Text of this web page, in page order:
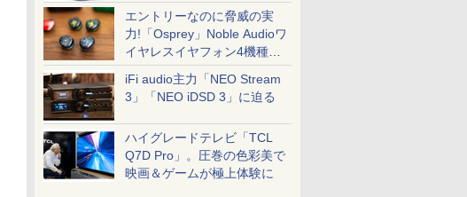
エントリーなのに脅威の実
力!「Osprey」Noble Audioワ
イヤレスイヤフォン4機種を
一気に聴く
iFi audio主力「NEO Stream
3」「NEO iDSD 3」に迫る
ハイグレードテレビ「TCL
Q7D Pro」。圧巻の色彩美で
映画＆ゲームが極上体験に